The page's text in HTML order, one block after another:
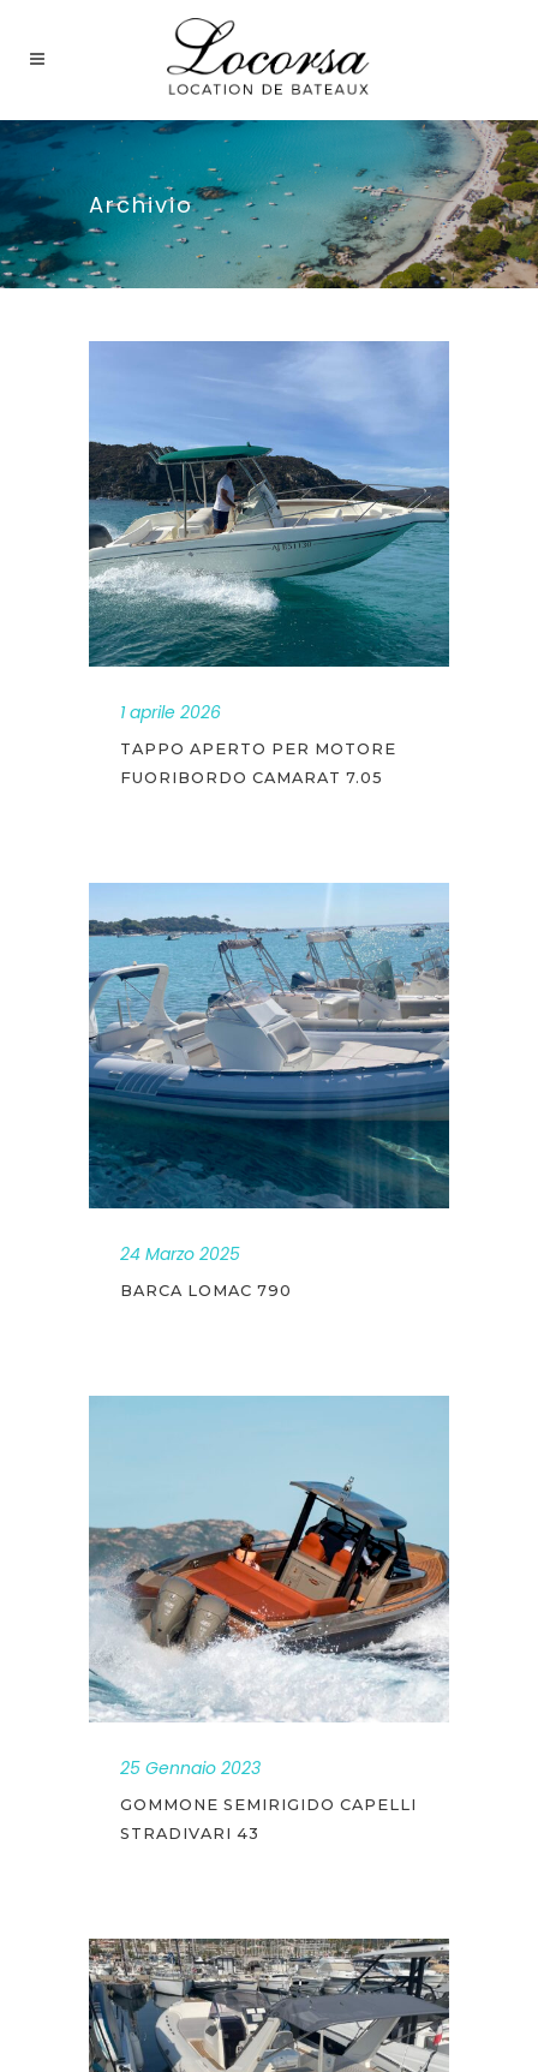
Archivio
1 aprile 2026
TAPPO APERTO PER MOTORE
FUORIBORDO CAMARAT 7.05
24 Marzo 2025
BARCA LOMAC 790
25 Gennaio 2023
GOMMONE SEMIRIGIDO CAPELLI
STRADIVARI 43